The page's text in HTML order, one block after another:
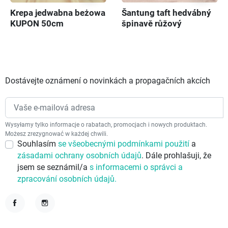
Krepa jedwabna beżowa
KUPON 50cm
Šantung taft hedvábný
špinavě růžový
Dostávejte oznámení o novinkách a propagačních akcích
Wysyłamy tylko informacje o rabatach, promocjach i nowych produktach.
Możesz zrezygnować w każdej chwili.
Souhlasím se všeobecnými podmínkami použití a
zásadami ochrany osobních údajů. Dále prohlašuji, že
jsem se seznámil/a s informacemi o správci a
zpracování osobních údajů.